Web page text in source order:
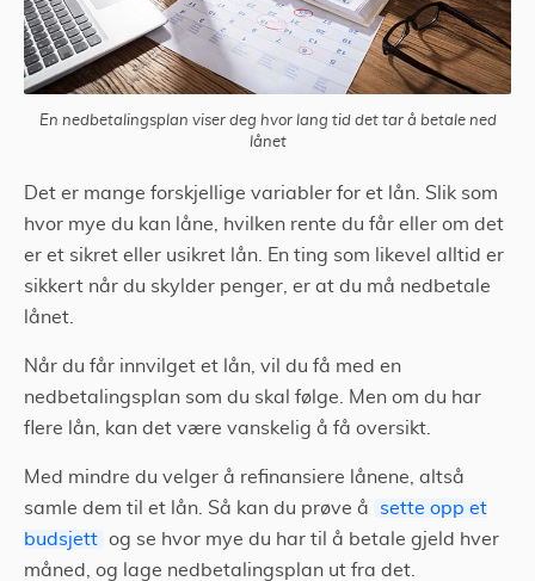
En nedbetalingsplan viser deg hvor lang tid det tar å betale ned
lånet
Det er mange forskjellige variabler for et lån. Slik som
hvor mye du kan låne, hvilken rente du får eller om det
er et sikret eller usikret lån. En ting som likevel alltid er
sikkert når du skylder penger, er at du må nedbetale
lånet.
Når du får innvilget et lån, vil du få med en
nedbetalingsplan som du skal følge. Men om du har
flere lån, kan det være vanskelig å få oversikt.
Med mindre du velger å refinansiere lånene, altså
samle dem til et lån. Så kan du prøve å
sette opp et
budsjett og se hvor mye du har til å betale gjeld hver
måned, og lage nedbetalingsplan ut fra det.